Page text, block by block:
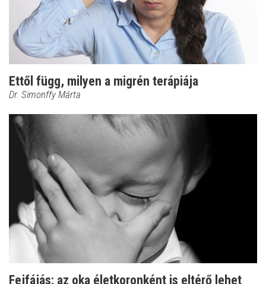
Ettől függ, milyen a migrén terápiája
Dr. Simonffy Márta
Fejfájás: az oka életkoronként is eltérő lehet